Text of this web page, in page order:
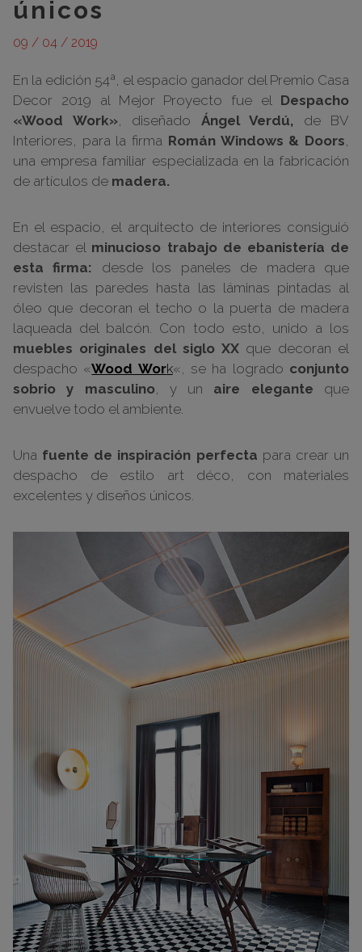
únicos
09 / 04 / 2019
En la edición 54ª, el espacio ganador del Premio Casa
Decor 2019 al Mejor Proyecto fue el Despacho
«Wood Work», diseñado Ángel Verdú, de BV
Interiores, para la firma Román Windows & Doors,
una empresa familiar especializada en la fabricación
de artículos de madera.
En el espacio, el arquitecto de interiores consiguió
destacar el minucioso trabajo de ebanistería de
esta firma: desde los paneles de madera que
revisten las paredes hasta las láminas pintadas al
óleo que decoran el techo o la puerta de madera
laqueada del balcón. Con todo esto, unido a los
muebles originales del siglo XX que decoran el
despacho «Wood Work«, se ha logrado conjunto
sobrio y masculino, y un aire elegante que
envuelve todo el ambiente.
Una fuente de inspiración perfecta para crear un
despacho de estilo art déco, con materiales
excelentes y diseños únicos.